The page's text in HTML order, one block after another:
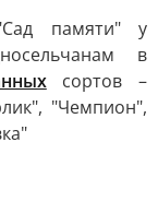
памяти" у
в
сортов –
"Чемпион",